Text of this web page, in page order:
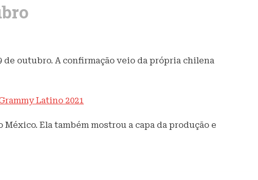
de outubro. A confirmação veio da própria chilena
Latino 2021
Ela também mostrou a capa da produção e